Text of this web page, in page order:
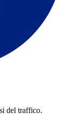
del traffico.